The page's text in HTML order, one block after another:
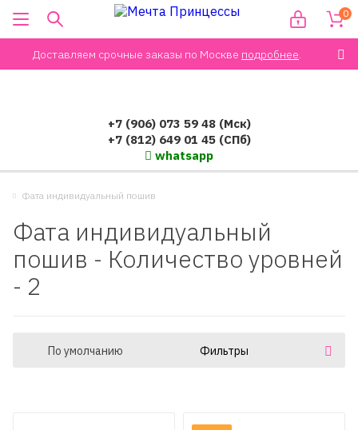
Доставляем срочные заказы по Москве подробнее.
0
+7 (906) 073 59 48 (Мск)
+7 (812) 649 01 45 (СПб)
whatsapp
Фата индивидуальный пошив
Фата индивидуальный
пошив - Количество уровней
- 2
По умолчанию Фильтры